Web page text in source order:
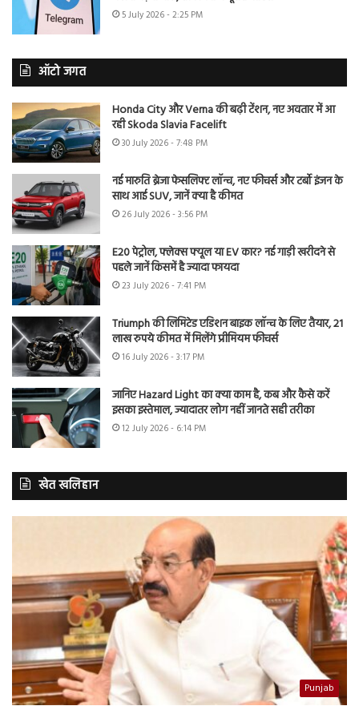
5 July 2026 - 2:25 PM
ऑटो जगत
Honda City और Verna की बढ़ी टेंशन, नए अवतार में आ
रही Skoda Slavia Facelift
30 July 2026 - 7:48 PM
नई मारुति ब्रेजा फेसलिफ्ट लॉन्च, नए फीचर्स और टर्बो इंजन के
साथ आई SUV, जानें क्या है कीमत
26 July 2026 - 3:56 PM
E20 पेट्रोल, फ्लेक्स फ्यूल या EV कार? नई गाड़ी खरीदने से
पहले जानें किसमें है ज्यादा फायदा
23 July 2026 - 7:41 PM
Triumph की लिमिटेड एडिशन बाइक लॉन्च के लिए तैयार, 21
लाख रुपये कीमत में मिलेंगे प्रीमियम फीचर्स
16 July 2026 - 3:17 PM
जानिए Hazard Light का क्या काम है, कब और कैसे करें
इसका इस्तेमाल, ज्यादातर लोग नहीं जानते सही तरीका
12 July 2026 - 6:14 PM
खेत खलिहान
Punjab